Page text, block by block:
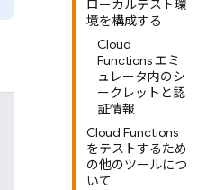
ローカルテスト環
境を構成する
Cloud
Functions エミ
ュレータ内のシ
ークレットと認
証情報
Cloud Functions
をテストするため
の他のツールにつ
いて